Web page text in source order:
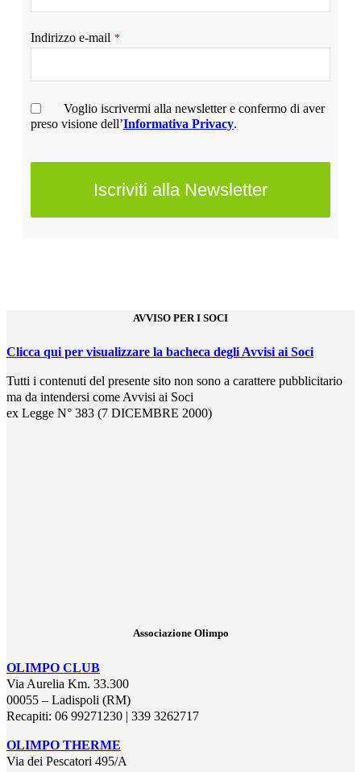
Indirizzo e-mail *
Voglio iscrivermi alla newsletter e confermo di aver
preso visione dell’Informativa Privacy.
Iscriviti alla Newsletter
AVVISO PER I SOCI
Clicca qui per visualizzare la bacheca degli Avvisi ai Soci
Tutti i contenuti del presente sito non sono a carattere pubblicitario
ma da intendersi come Avvisi ai Soci
ex Legge N° 383 (7 DICEMBRE 2000)
Associazione Olimpo
OLIMPO CLUB
Via Aurelia Km. 33.300
00055 – Ladispoli (RM)
Recapiti: 06 99271230 | 339 3262717
OLIMPO THERME
Via dei Pescatori 495/A